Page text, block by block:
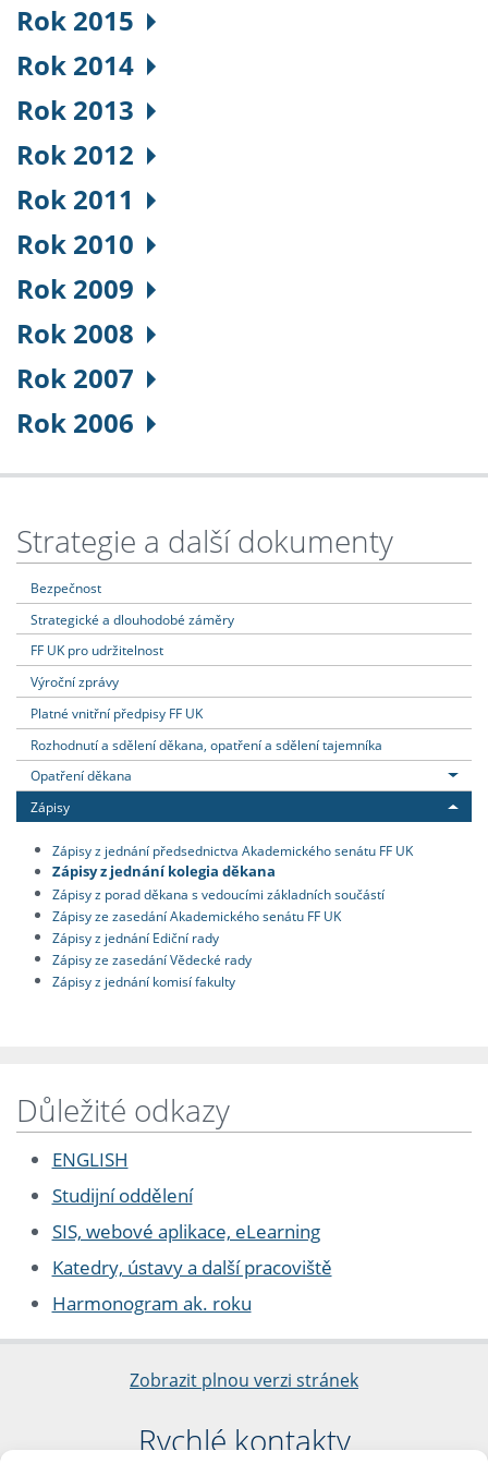
Rok 2015
Rok 2014
Rok 2013
Rok 2012
Rok 2011
Rok 2010
Rok 2009
Rok 2008
Rok 2007
Rok 2006
Strategie a další dokumenty
Bezpečnost
Strategické a dlouhodobé záměry
FF UK pro udržitelnost
Výroční zprávy
Platné vnitřní předpisy FF UK
Rozhodnutí a sdělení děkana, opatření a sdělení tajemníka
Opatření děkana
Zápisy
Zápisy z jednání předsednictva Akademického senátu FF UK
Zápisy z jednání kolegia děkana
Zápisy z porad děkana s vedoucími základních součástí
Zápisy ze zasedání Akademického senátu FF UK
Zápisy z jednání Ediční rady
Zápisy ze zasedání Vědecké rady
Zápisy z jednání komisí fakulty
Důležité odkazy
ENGLISH
Studijní oddělení
SIS, webové aplikace, eLearning
Katedry, ústavy a další pracoviště
Harmonogram ak. roku
Zobrazit plnou verzi stránek
Rychlé kontakty